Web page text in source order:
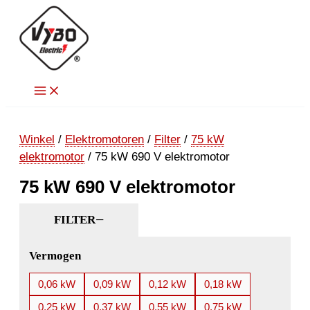
naar
Winkel / Elektromotoren / Filter / 75 kW
elektromotor / 75 kW 690 V elektromotor
75 kW 690 V elektromotor
FILTER
Vermogen
0,06 kW 0,09 kW 0,12 kW
0,18 kW
0,25 kW
0,37 kW 0,55 kW
0,75 kW